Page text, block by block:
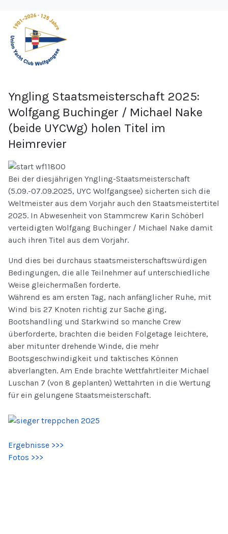
Yngling Staatsmeisterschaft 2025:
Wolfgang Buchinger / Michael Nake
(beide UYCWg) holen Titel im
Heimrevier
Bei der diesjährigen Yngling-Staatsmeisterschaft
(5.09.-07.09.2025, UYC Wolfgangsee) sicherten sich die
Weltmeister aus dem Vorjahr auch den Staatsmeistertitel
2025. In Abwesenheit von Stammcrew Karin Schöberl
verteidigten Wolfgang Buchinger / Michael Nake damit
auch ihren Titel aus dem Vorjahr.
Und dies bei durchaus staatsmeisterschaftswürdigen
Bedingungen, die alle Teilnehmer auf unterschiedliche
Weise gleichermaßen forderte.
Während es am ersten Tag, nach anfänglicher Ruhe, mit
Wind bis 27 Knoten richtig zur Sache ging,
Bootshandling und Starkwind so manche Crew
überforderte, brachten die beiden Folgetage leichtere,
aber mitunter drehende Winde, die mehr
Bootsgeschwindigkeit und taktisches Können
abverlangten. Am Ende brachte Wettfahrtleiter Michael
Luschan 7 (von 8 geplanten) Wettahrten in die Wertung
für ein gelungene Staatsmeisterschaft.
Ergebnisse >>>
Fotos >>>